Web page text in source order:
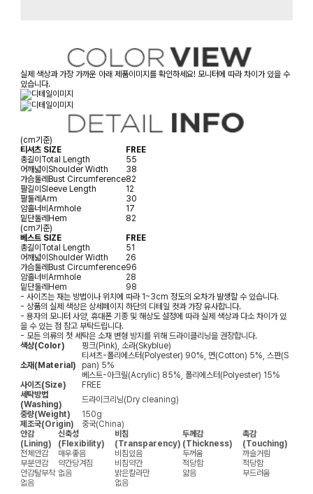
실제 색상과 가장 가까운 아래 제품이미지를 확인하세요! 모니터에 따라 차이가 있을 수
있습니다.
(cm기준)
티셔츠 SIZE
FREE
총길이 Total Length
55
어깨넓이 Shoulder Width
38
가슴둘레 Bust Circumference82
팔길이 Sleeve Length
12
팔둘레 Arm
30
암홀너비 Armhole
17
밑단둘레 Hem
82
(cm기준)
베스트 SIZE
FREE
총길이 Total Length
51
어깨넓이 Shoulder Width
26
가슴둘레 Bust Circumference96
암홀너비 Armhole
28
밑단둘레 Hem
98
- 사이즈는 재는 방법이나 위치에 따라 1~3cm 정도의 오차가 발생할 수 있습니다.
- 상품의 실제 색상은 상세페이지 하단의 디테일 컷과 가장 유사합니다.
- 용자의 모니터 사양, 휴대폰 기종 및 해상도 설정에 따라 실제 색상과 다소 차이가 있
을 수 있는 점 참고 부탁드립니다.
- 모든 의류의 첫 세탁은 소재 변형 방지를 위해 드라이클리닝을 권장합니다.
색상(Color)
핑크(Pink), 소라(Skyblue)
소재(Material)
티셔츠-폴리에스터(Polyester) 90%, 면(Cotton) 5%, 스판(S
pan) 5%
베스트-아크릴(Acrylic) 85%, 폴리에스터(Polyester) 15%
사이즈(Size)
FREE
세탁방법
(Washing)
드라이크리닝(Dry cleaning)
중량(Weight)
150g
제조국(Origin)
중국(China)
안감
(Lining)
신축성
(Flexibility)
비침
(Transparency)
두께감
(Thickness)
촉감
(Touching)
전체안감
매우좋음 비침있음 두꺼움
까슬거림
부분안감
약간당겨짐 비침약간 적당함
적당함
안감탈부착 없음 밝은칼라만 얇음
부드러움
없음
없음